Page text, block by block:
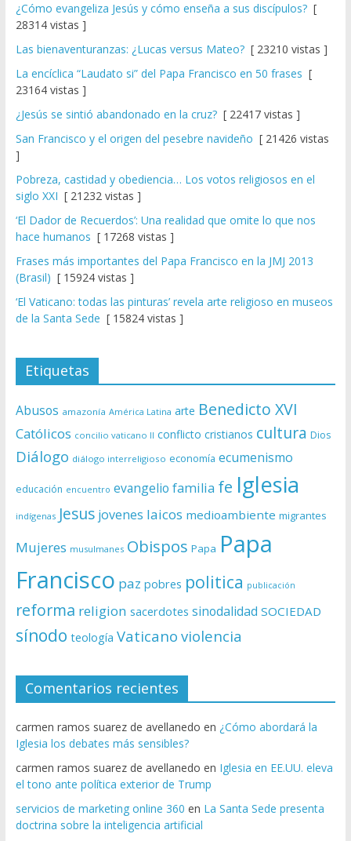
¿Cómo evangeliza Jesús y cómo enseña a sus discípulos?[
28314 vistas ]
Las bienaventuranzas: ¿Lucas versus Mateo?[ 23210 vistas ]
La encíclica “Laudato si” del Papa Francisco en 50 frases [
23164 vistas ]
¿Jesús se sintió abandonado en la cruz?[ 22417 vistas ]
San Francisco y el origen del pesebre navideño [ 21426 vistas
]
Pobreza, castidad y obediencia… Los votos religiosos en el
siglo XXI [ 21232 vistas ]
‘El Dador de Recuerdos’: Una realidad que omite lo que nos
hace humanos [ 17268 vistas ]
Frases más importantes del Papa Francisco en la JMJ 2013
(Brasil) [ 15924 vistas ]
‘El Vaticano: todas las pinturas’ revela arte religioso en museos
de la Santa Sede [ 15824 vistas ]
Etiquetas
Abusos amazonía América Latina arte Benedicto XVI
Católicos concilio vaticano II conflicto cristianos cultura Dios
Diálogo diálogo interreligioso economía ecumenismo
educación encuentro evangelio familia fe Iglesia
indígenas Jesus jovenes laicos medioambiente migrantes
Mujeres musulmanes Obispos Papa Papa
Francisco paz pobres politica publicación
reforma religion sacerdotes sinodalidad SOCIEDAD
sínodo teología Vaticano violencia
Comentarios recientes
carmen ramos suarez de avellanedo en ¿Cómo abordará la
Iglesia los debates más sensibles?
carmen ramos suarez de avellanedo en Iglesia en EE.UU. eleva
el tono ante política exterior de Trump
servicios de marketing online 360 en La Santa Sede presenta
doctrina sobre la inteligencia artificial